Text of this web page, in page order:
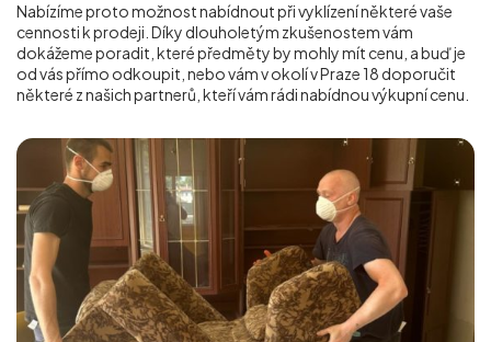
Nabízíme proto možnost nabídnout při vyklízení některé vaše
cennosti k prodeji. Díky dlouholetým zkušenostem vám
dokážeme poradit, které předměty by mohly mít cenu, a buď je
od vás přímo odkoupit, nebo vám v okolív Praze 18 doporučit
některé z našich partnerů, kteří vám rádi nabídnou výkupní cenu.